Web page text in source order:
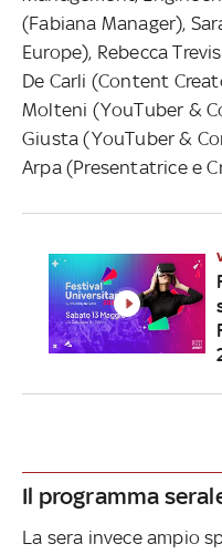
(Fabiana Manager),
Europe), Rebecca
De Carli (Content
Molteni (YouTuber &
Giusta (YouTuber &
Arpa (Presentatrice e
Il programma
La sera invece ampio